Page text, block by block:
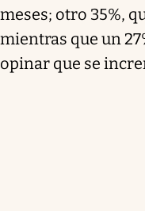
meses; otro 35%,
mientras que un
opinar que se